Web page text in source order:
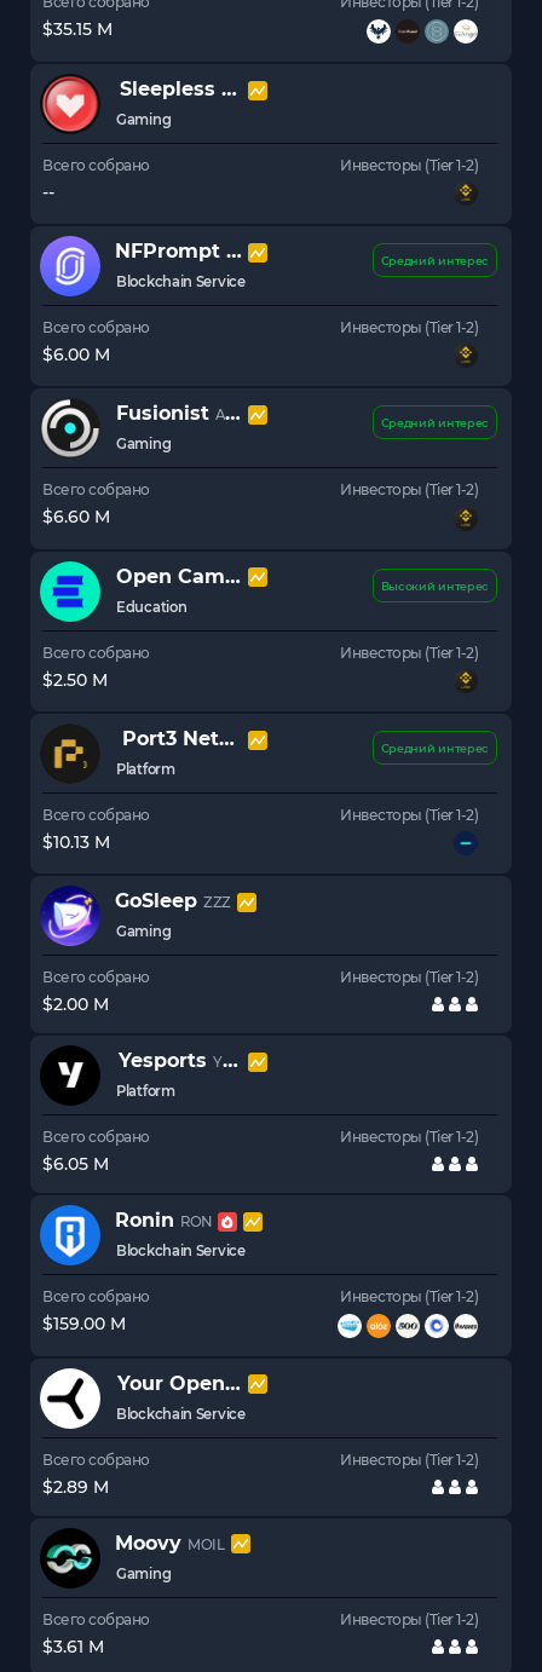
$35.15 M
Sleepless AI
AI
Gaming
Всего собрано
--
Инвесторы (Tier 1-2)
NFPrompt NFP
Blockchain Service
Средний интерес
Всего собрано
$6.00 M
Инвесторы (Tier 1-2)
Fusionist ACE
Gaming
Средний интерес
Всего собрано
$6.60 M
Инвесторы (Tier 1-2)
Open Campus
Education
Высокий интерес
Всего собрано
$2.50 M
Инвесторы (Tier 1-2)
Port3 Network
Platform
Средний интерес
Всего собрано
$10.13 M
Инвесторы (Tier 1-2)
GoSleep ZZZ
Gaming
Всего собрано
$2.00 M
Инвесторы (Tier 1-2)
YesportsYESP
Platform
Всего собрано
$6.05 M
Инвесторы (Tier 1-2)
Ronin RON
Blockchain Service
Всего собрано
$159.00 M
Инвесторы (Tier 1-2)
Your Open Metaverse
Blockchain Service
Всего собрано
$2.89 M
Инвесторы (Tier 1-2)
Moovy MOIL
Gaming
Всего собрано
$3.61 M
Инвесторы (Tier 1-2)